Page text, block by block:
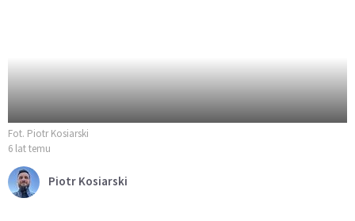
Fot. Piotr Kosiarski
6 lat temu
Piotr Kosiarski